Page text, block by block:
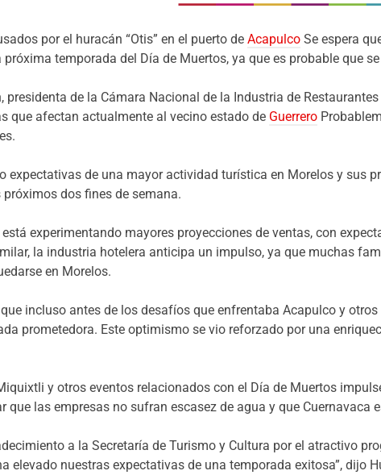
por el huracán “Otis” en el puerto de Acapulco Se espera
temporada del Día de Muertos, ya que es probable que
presidenta de la Cámara Nacional de la Industria de
que afectan actualmente al vecino estado de Guerrero
expectativas de una mayor actividad turística en Morelos y sus
dos fines de semana.
experimentando mayores proyecciones de ventas, con
la industria hotelera anticipa un impulso, ya que muchas
en Morelos.
incluso antes de los desafíos que enfrentaba Acapulco y
prometedora. Este optimismo se vio reforzado por una
y otros eventos relacionados con el Día de Muertos
que las empresas no sufran escasez de agua y que
a la Secretaría de Turismo y Cultura por el atractivo
elevado nuestras expectativas de una temporada exitosa”, dijo